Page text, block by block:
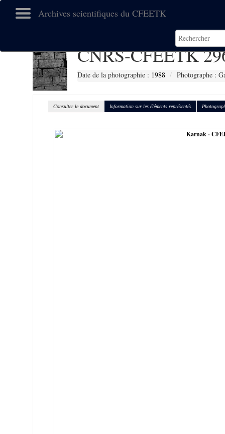
Archives scientifiques du CFEETK
CNRS-CFEETK
Date de la photographie : 1988 Photographe :
Consulter le document Information sur les éléments représentés